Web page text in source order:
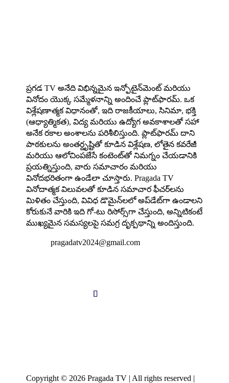
ప్రగడ TV అనేది విభిన్నమైన ఇన్ఫోటైన్‌మెంట్ మరియు
వినోదం యొక్క సమ్మేళనాన్ని అందించే ప్లాట్‌ఫారమ్. ఒక
విశ్లేషణాత్మక విధానంతో, ఇది రాజకీయాలు, సినిమా, భక్తి
(ఆధ్యాత్మికత), విద్య మరియు ఉద్యోగ అవకాశాలతో సహా
అనేక రకాల అంశాలను పరిశీలిస్తుంది. ప్లాట్‌ఫారమ్ దాని
పాఠకులను అంతర్దృష్టితో కూడిన విశ్లేషణ, లోతైన కవరేజీ
మరియు ఆలోచింపజేసే కంటెంట్‌తో నిమగ్నం చేయడానికి
ప్రయత్నిస్తుంది, వారు సమాచారం మరియు
వినోదభరితంగా ఉండేలా చూస్తారు. Pragada TV
వినోదాత్మక విలువలతో కూడిన సమాచార ఫీచర్‌లను
మిళితం చేస్తుంది, వివిధ డొమైన్‌లలో అప్‌డేట్‌గా ఉండాలని
కోరుకునే వారికి ఇది గో-టు రిసోర్స్‌గా చేస్తుంది, అన్నిటికంటే
ముఖ్యమైన సమస్యలపై సమగ్ర దృక్పథాన్ని అందిస్తుంది.
pragadatv2024@gmail.com
Copyright © 2026 Pragada TV | All rights reserved |